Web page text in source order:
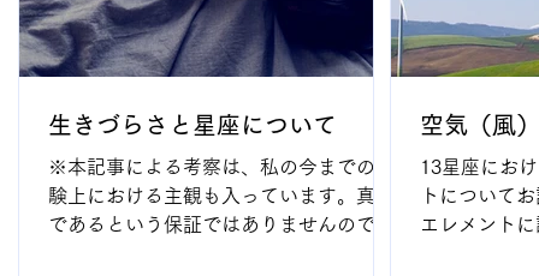
生きづらさと星座について
※本記事による考察は、私の今までの経
験上における主観も入っています。真実
であるという保証ではありませんので、
空気（風
13星座にお
トについて
エレメント